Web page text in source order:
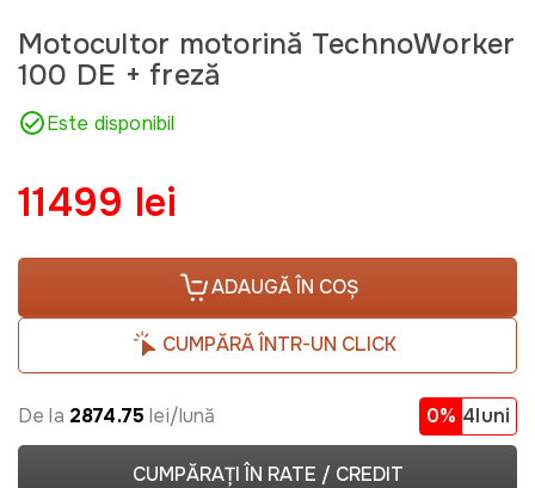
Motocultor motorină TechnoWorker
100 DE + freză
Este disponibil
11499 lei
ADAUGĂ ÎN COȘ
CUMPĂRĂ ÎNTR-UN CLICK
De la 2874.75 lei/lună 0% 4luni
CUMPĂRAȚI ÎN RATE / CREDIT